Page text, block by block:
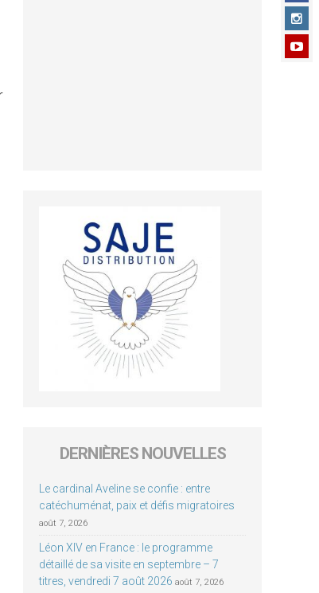
DERNIÈRES NOUVELLES
Le cardinal Aveline se confie : entre
catéchuménat, paix et défis migratoires
août 7, 2026
Léon XIV en France : le programme
détaillé de sa visite en septembre – 7
titres, vendredi 7 août 2026 août 7, 2026